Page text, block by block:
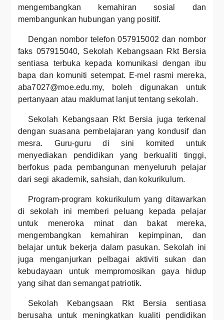
mengembangkan kemahiran sosial dan
membangunkan hubungan yang positif.
Dengan nombor telefon 057915002 dan nombor
faks 057915040, Sekolah Kebangsaan Rkt Bersia
sentiasa terbuka kepada komunikasi dengan ibu
bapa dan komuniti setempat. E-mel rasmi mereka,
aba7027@moe.edu.my, boleh digunakan untuk
pertanyaan atau maklumat lanjut tentang sekolah.
Sekolah Kebangsaan Rkt Bersia juga terkenal
dengan suasana pembelajaran yang kondusif dan
mesra. Guru-guru di sini komited untuk
menyediakan pendidikan yang berkualiti tinggi,
berfokus pada pembangunan menyeluruh pelajar
dari segi akademik, sahsiah, dan kokurikulum.
Program-program kokurikulum yang ditawarkan
di sekolah ini memberi peluang kepada pelajar
untuk meneroka minat dan bakat mereka,
mengembangkan kemahiran kepimpinan, dan
belajar untuk bekerja dalam pasukan. Sekolah ini
juga menganjurkan pelbagai aktiviti sukan dan
kebudayaan untuk mempromosikan gaya hidup
yang sihat dan semangat patriotik.
Sekolah Kebangsaan Rkt Bersia sentiasa
berusaha untuk meningkatkan kualiti pendidikan